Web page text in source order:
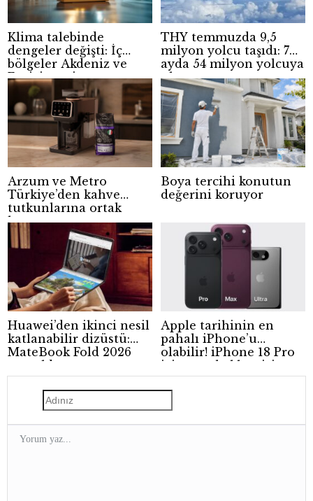
Klima talebinde
dengeler değişti: İç
bölgeler Akdeniz ve
Ege’yi geçti
THY temmuzda 9,5
milyon yolcu taşıdı: 7
ayda 54 milyon yolcuya
ulaştı
Arzum ve Metro
Türkiye’den kahve
tutkunlarına ortak
kampanya
Boya tercihi konutun
değerini koruyor
Huawei’den ikinci nesil
katlanabilir dizüstü:
MateBook Fold 2026
tanıtıldı
Apple tarihinin en
pahalı iPhone’u
olabilir! iPhone 18 Pro
için zam beklentisi
güçleniyor